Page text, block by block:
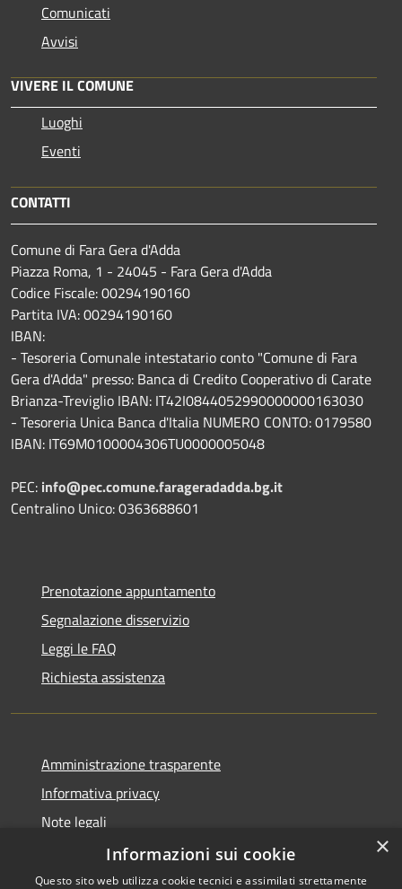
Comunicati
Avvisi
VIVERE IL COMUNE
Luoghi
Eventi
CONTATTI
Comune di Fara Gera d'Adda
Piazza Roma, 1 - 24045 - Fara Gera d'Adda
Codice Fiscale: 00294190160
Partita IVA: 00294190160
IBAN:
- Tesoreria Comunale intestatario conto "Comune di Fara
Gera d'Adda" presso: Banca di Credito Cooperativo di Carate
Brianza-Treviglio IBAN: IT42I0844052990000000163030
- Tesoreria Unica Banca d'Italia NUMERO CONTO: 0179580
IBAN: IT69M0100004306TU0000005048
PEC: info@pec.comune.farageradadda.bg.it
Centralino Unico: 0363688601
Prenotazione appuntamento
Segnalazione disservizio
Leggi le FAQ
Richiesta assistenza
Amministrazione trasparente
Informativa privacy
Note legali
Dichiarazione di accessibilità
×
Informazioni sui cookie
Questo sito web utilizza cookie tecnici e assimilati strettamente